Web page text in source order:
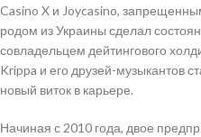
Casino X и Joycasino,
родом из Украины сделал
совладельцем дейтингового
Krippa и его друзей-музыкантов
новый виток в карьере.
Начиная с 2010 года, двое